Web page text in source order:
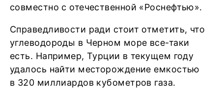
совместно с отечественной «Роснефтью».
Справедливости ради стоит отметить, что
углеводороды в Черном море все-таки
есть. Например, Турции в текущем году
удалось найти месторождение емкостью
в 320 миллиардов кубометров газа.